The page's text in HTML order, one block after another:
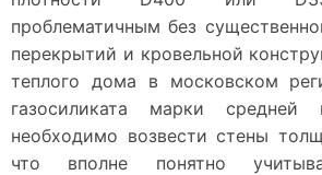
проблематичным без
перекрытий и кровельной
теплого дома в московском
газосиликата марки средней
необходимо возвести стены
что вполне понятно